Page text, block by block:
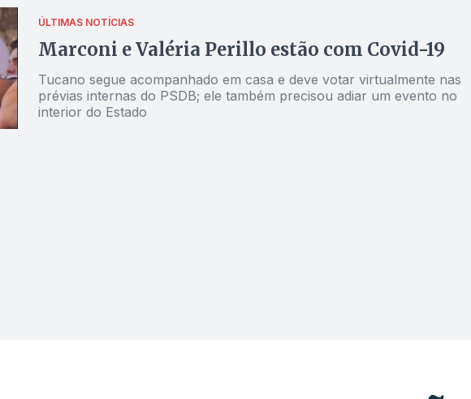
ÚLTIMAS NOTÍCIAS
Marconi e Valéria Perillo estão com Covid-19
Tucano segue acompanhado em casa e deve votar virtualmente nas
prévias internas do PSDB; ele também precisou adiar um evento no
interior do Estado